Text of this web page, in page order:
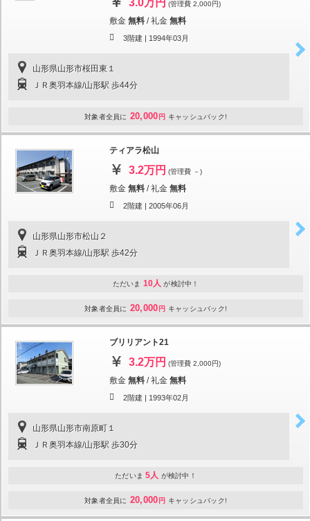
(管理費 2,000円)
敷金 無料 /礼金 無料
3階建 | 1994年03月
山形県山形市桜田東１
ＪＲ奥羽本線/山形駅 歩44分
対象者全員に 20,000 円 キャッシュバック!
ティアラ松山
3.2万円 (管理費 －)
敷金 無料 /礼金 無料
2階建 | 2005年06月
山形県山形市松山２
ＪＲ奥羽本線/山形駅 歩42分
ただいま 10人 が検討中！
対象者全員に 20,000 円 キャッシュバック!
ブリリアント21
3.2万円 (管理費 2,000円)
敷金 無料 /礼金 無料
2階建 | 1993年02月
山形県山形市南原町１
ＪＲ奥羽本線/山形駅 歩30分
ただいま 5人 が検討中！
対象者全員に 20,000 円 キャッシュバック!